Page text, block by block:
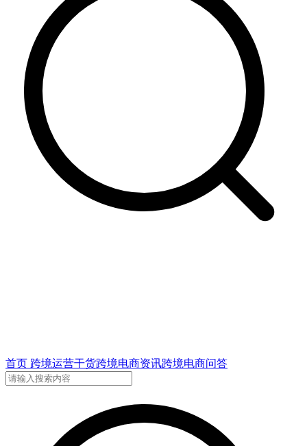
首页 跨境运营干货跨境电商资讯跨境电商问答